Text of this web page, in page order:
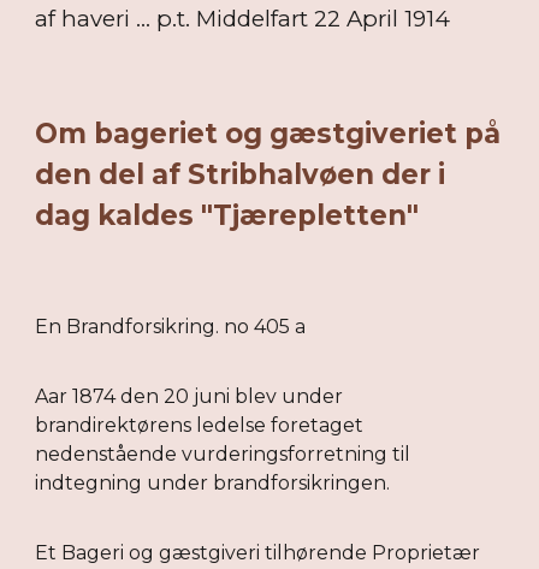
af haveri ... p.t. Middelfart 22 April 1914
Om bageriet og gæstgiveriet på
den del af Stribhalvøen der i
dag kaldes "Tjærepletten"
En Brandforsikring. no 405 a
Aar 1874 den 20 juni blev under
brandirektørens ledelse foretaget
nedenstående vurderingsforretning til
indtegning under brandforsikringen.
Et Bageri og gæstgiveri tilhørende Proprietær